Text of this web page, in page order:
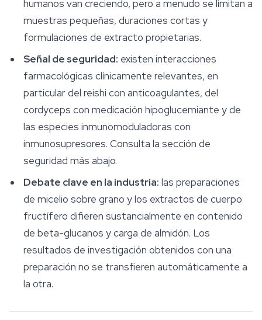
humanos van creciendo, pero a menudo se limitan a
muestras pequeñas, duraciones cortas y
formulaciones de extracto propietarias.
Señal de seguridad: existen interacciones
farmacológicas clínicamente relevantes, en
particular del reishi con anticoagulantes, del
cordyceps con medicación hipoglucemiante y de
las especies inmunomoduladoras con
inmunosupresores. Consulta la sección de
seguridad más abajo.
Debate clave en la industria: las preparaciones
de micelio sobre grano y los extractos de cuerpo
fructífero difieren sustancialmente en contenido
de beta-glucanos y carga de almidón. Los
resultados de investigación obtenidos con una
preparación no se transfieren automáticamente a
la otra.